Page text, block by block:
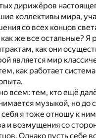
дирижёров
коллективы мира,
со всех концов
же все остальные? Я
как они
является мир
как работает
всем: тем, кто ещё
музыкой, но до
я тоже отношу к
и возмущения со
Однако пусть себе